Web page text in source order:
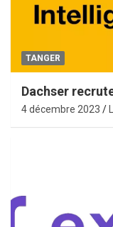
TANGER
Dachser
4 décembre 2023